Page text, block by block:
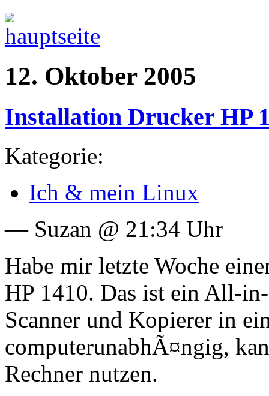
12. Oktober 2005
Installation Drucker HP
Kategorie:
Ich & mein Linux
— Suzan @ 21:34 Uhr
Habe mir letzte Woche
HP 1410. Das ist ein All-
Scanner und Kopierer in
computerunabhÃ¤ngig,
Rechner nutzen.